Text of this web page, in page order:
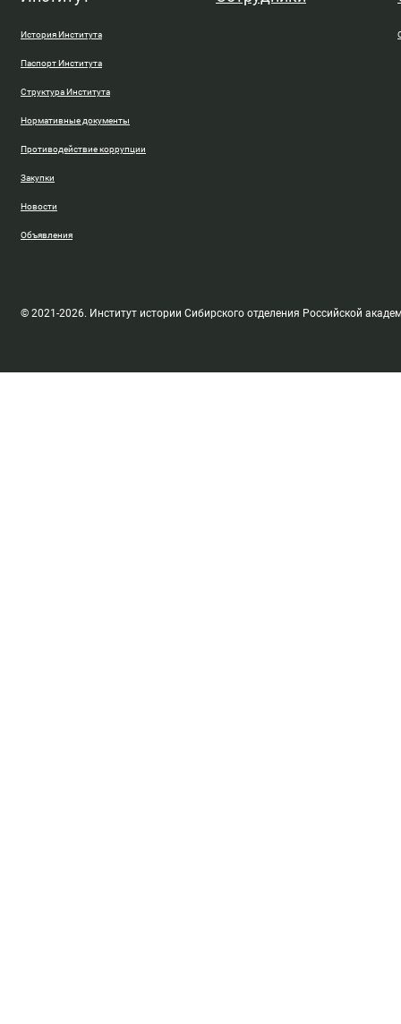
История Института
Паспорт Института
Структура Института
Нормативные документы
Противодействие коррупции
Закупки
Новости
Объявления
© 2021-2026. Институт истории Сибирского отделения Российской